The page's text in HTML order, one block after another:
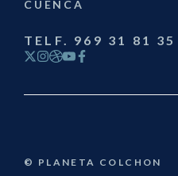
CUENCA
TELF. 969 31 81 35
© PLANETA COLCHON